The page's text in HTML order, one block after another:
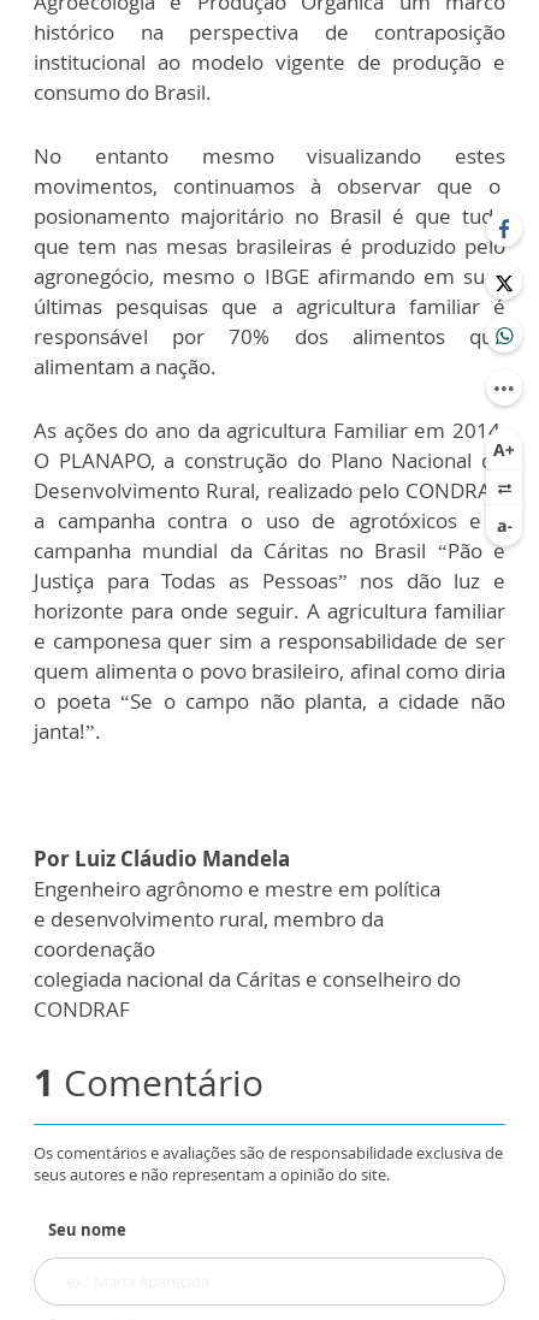
histórico na perspectiva de contraposição
institucional ao modelo vigente de produção e
consumo do Brasil.
No entanto mesmo visualizando estes
movimentos, continuamos à observar que o
posionamento majoritário no Brasil é que tudo
que tem nas mesas brasileiras é produzido pelo
agronegócio, mesmo o IBGE afirmando em suas
últimas pesquisas que a agricultura familiar é
responsável por 70% dos alimentos que
alimentam a nação.
As ações do ano da agricultura Familiar em 2014,
O PLANAPO, a construção do Plano Nacional de
Desenvolvimento Rural, realizado pelo CONDRAF,
a campanha contra o uso de agrotóxicos e a
campanha mundial da Cáritas no Brasil “Pão e
Justiça para Todas as Pessoas” nos dão luz e
horizonte para onde seguir. A agricultura familiar
e camponesa quer sim a responsabilidade de ser
quem alimenta o povo brasileiro, afinal como diria
o poeta “Se o campo não planta, a cidade não
janta!”.
Por Luiz Cláudio Mandela
Engenheiro agrônomo e mestre em política
e desenvolvimento rural, membro da
coordenação
colegiada nacional da Cáritas e conselheiro do
CONDRAF
1 Comentário
Os comentários e avaliações são de responsabilidade exclusiva de
seus autores e não representam a opinião do site.
Seu nome